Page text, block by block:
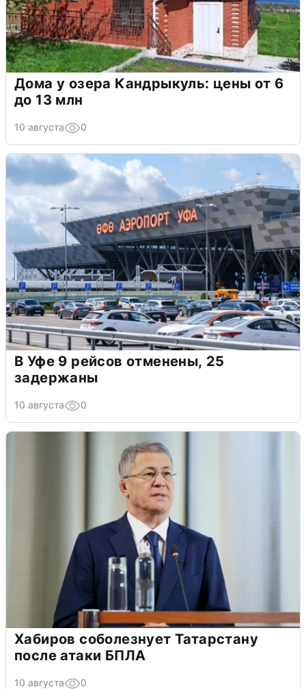
Дома у озера Кандрыкуль: цены от 6
до 13 млн
10 августа 0
В Уфе 9 рейсов отменены, 25
задержаны
10 августа 0
Хабиров соболезнует Татарстану
после атаки БПЛА
10 августа 0